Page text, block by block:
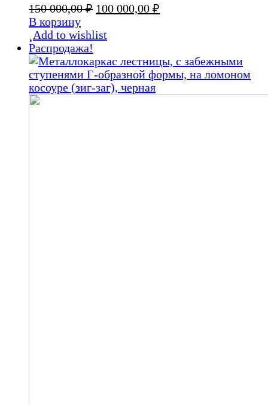
150 000,00₽ Первоначальная
составляла
000,00 ₽.
100 000,00 ₽
В корзину
Add to wishlist
Распродажа!